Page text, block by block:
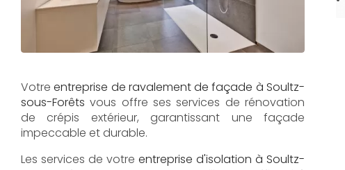
Votreentreprise de ravalement de façade à Soultz-
sous-Forêts vous offre ses services de rénovation
de crépis extérieur, garantissant une façade
impeccable et durable.
Les services de votre entreprise d'isolation à Soultz-